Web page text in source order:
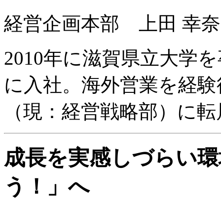
経営企画本部 上田 幸
2010年に滋賀県立大学
に入社。海外営業を経
（現：経営戦略部）に
成長を実感しづらい
う！」へ